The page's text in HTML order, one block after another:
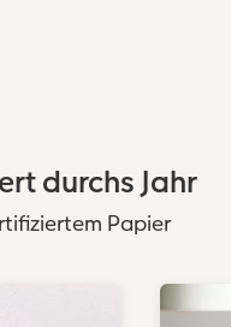
durchs Jahr
Papier